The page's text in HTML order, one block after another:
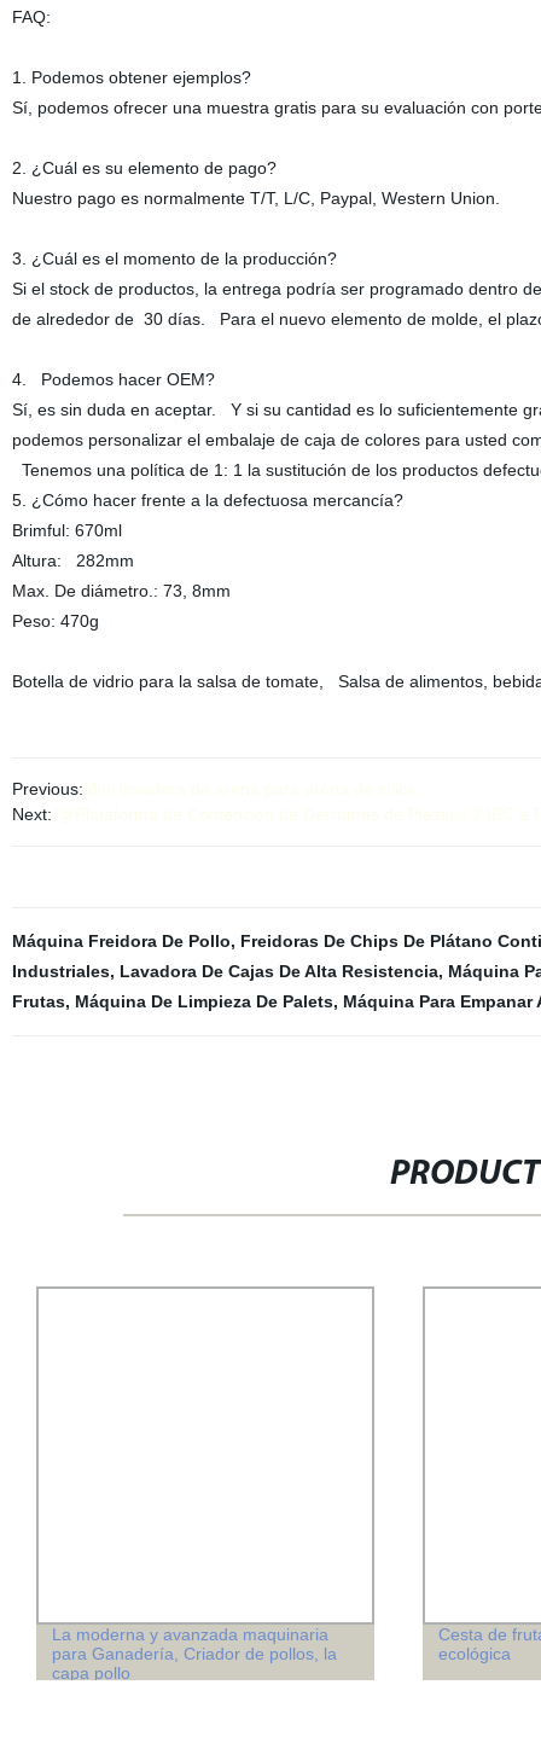
FAQ:
1. Podemos obtener ejemplos?
Sí, podemos ofrecer una muestra gratis para su evaluación con
2. ¿Cuál es su elemento de pago?
Nuestro pago es normalmente T/T, L/C, Paypal, Western Union.
3. ¿Cuál es el momento de la producción?
Si el stock de productos, la entrega podría ser programado dentro
de alrededor de 30 días. Para el nuevo elemento de molde, el
4. Podemos hacer OEM?
Sí, es sin duda en aceptar. Y si su cantidad es lo suficientemente
podemos personalizar el embalaje de caja de colores para usted
Tenemos una política de 1: 1 la sustitución de los productos
5. ¿Cómo hacer frente a la defectuosa mercancía?
Brimful: 670ml
Altura: 282mm
Max. De diámetro.: 73, 8mm
Peso: 470g
Botella de vidrio para la salsa de tomate, Salsa de alimentos,
Previous:
Next:
Máquina Freidora De Pollo, Freidoras De Chips De Plátano
Industriales, Lavadora De Cajas De Alta Resistencia, Máquina
Frutas, Máquina De Limpieza De Palets, Máquina Para Empanar
La moderna y avanzada maquinaria
para Ganadería, Criador de pollos, la
capa pollo
Cesta de
ecológica